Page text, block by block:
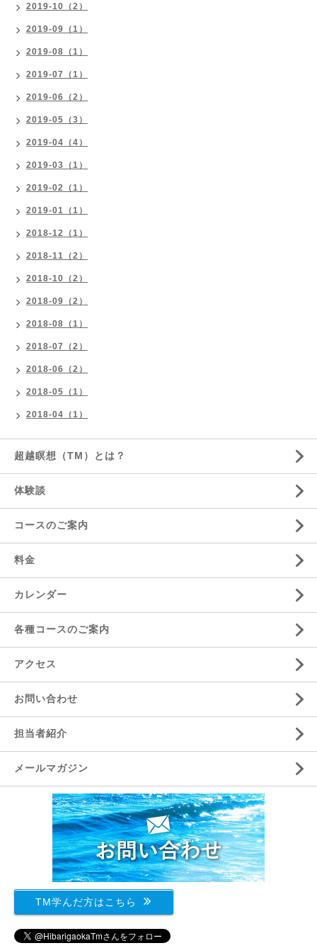
2019-10（2）
2019-09（1）
2019-08（1）
2019-07（1）
2019-06（2）
2019-05（3）
2019-04（4）
2019-03（1）
2019-02（1）
2019-01（1）
2018-12（1）
2018-11（2）
2018-10（2）
2018-09（2）
2018-08（1）
2018-07（2）
2018-06（2）
2018-05（1）
2018-04（1）
超越瞑想（TM）とは？
体験談
コースのご案内
料金
カレンダー
各種コースのご案内
アクセス
お問い合わせ
担当者紹介
メールマガジン
TM学んだ方はこちら